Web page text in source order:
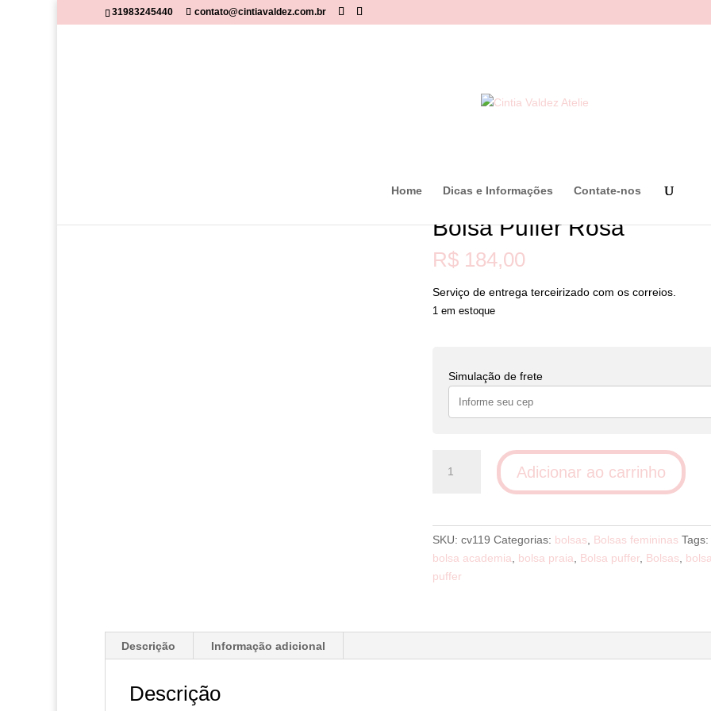
31983245440 contato@cintiavaldez.com.br
Home Dicas e Informações Contate-nos
Bolsa Puffer Rosa
R$ 184,00
Serviço de entrega terceirizado com os correios.
1 em estoque
Simulação de frete
Puffer
Adicionar ao carrinho
SKU:cv119 Categorias: bolsas Bolsas femininas Tags:
bolsa academia
bolsa praia Bolsa puffer Bolsas
puffer
Descrição Informação adicional
Descrição